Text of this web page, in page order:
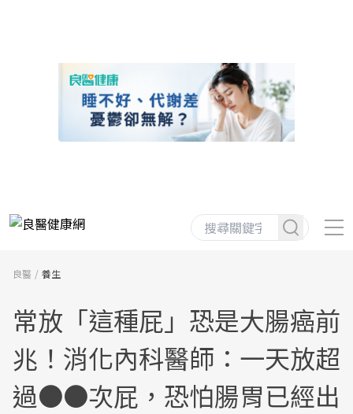
良醫 養生
常放「這種屁」恐是大腸癌前
兆！消化內科醫師：一天放超
過●●次屁，恐怕腸胃已經出